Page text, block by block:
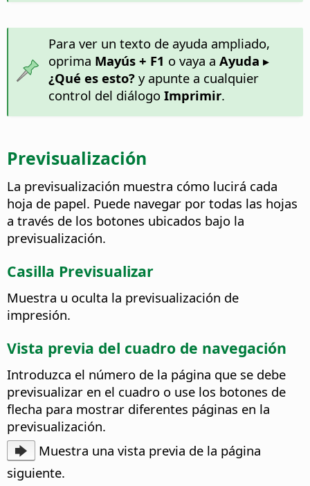
Para ver un texto de ayuda ampliado,
oprima Mayús + F1 o vaya a Ayuda ▸
¿Qué es esto?y apunte a cualquier
control del diálogo Imprimir.
Previsualización
La previsualización muestra cómo lucirá cada
hoja de papel. Puede navegar por todas las hojas
a través de los botones ubicados bajo la
previsualización.
Casilla Previsualizar
Muestra u oculta la previsualización de
impresión.
Vista previa del cuadro de navegación
Introduzca el número de la página que se debe
previsualizar en el cuadro o use los botones de
flecha para mostrar diferentes páginas en la
previsualización.
🡆
Muestra una vista previa de la página
siguiente.